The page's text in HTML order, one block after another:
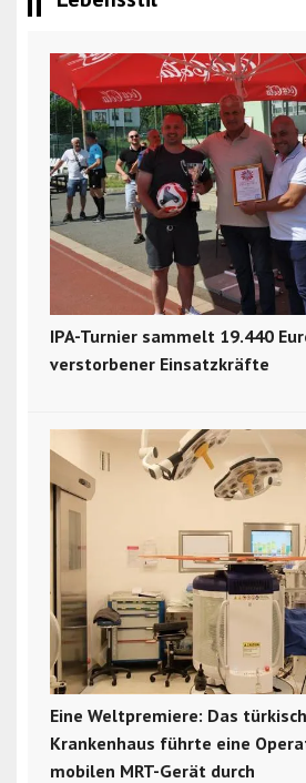
IPA-Turnier sammelt 19.440
verstorbener Einsatzkräfte
Eine Weltpremiere: Das
Krankenhaus führte eine
mobilen MRT-Gerät durch